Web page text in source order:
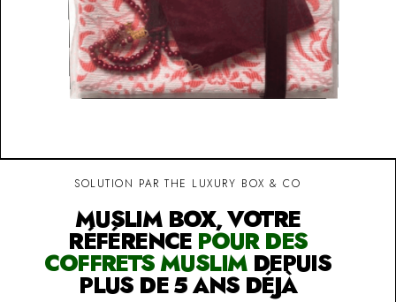
SOLUTION PAR THE LUXURY BOX & CO
MUSLIM BOX, VOTRE
RÉFÉRENCEPOUR DES
COFFRETS MUSLIM DEPUIS
PLUS DE 5 ANS DÉJÀ